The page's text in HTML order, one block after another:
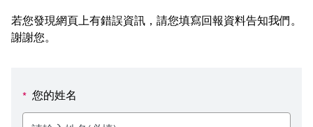
活動研習
歷史訊息
空大有利的學習條件
環境設備
資訊圖像化專區
活動花絮
校長室
教務處課務組
通識教育中心
法律學系
其他好站
資訊相關法規
校務資訊
新生報名
在學資訊
若您發現網頁上有錯誤資訊，請您填寫回報資料告知我們。
謝謝您。
* 您的姓名